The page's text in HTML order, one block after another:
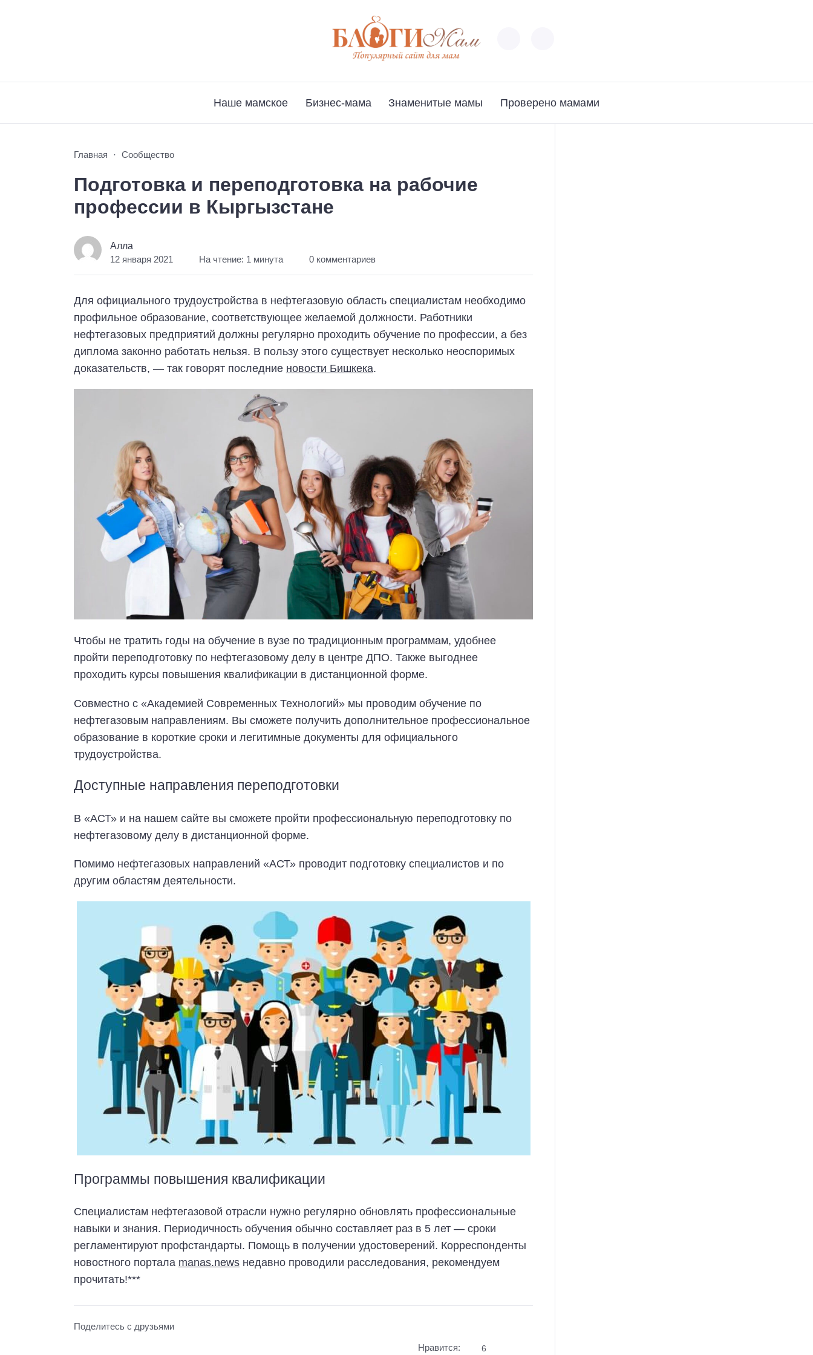
Наше мамское Бизнес-мама Знаменитые мамы Проверено мамами
Главная Сообщество
Подготовка и переподготовка на рабочие
профессии в Кыргызстане
Алла
12 января 2021 На чтение: 1 минута 0 комментариев
Для официального трудоустройства в нефтегазовую область специалистам необходимо
профильное образование, соответствующее желаемой должности. Работники
нефтегазовых предприятий должны регулярно проходить обучение по профессии, а без
диплома законно работать нельзя. В пользу этого существует несколько неоспоримых
доказательств, — так говорят последние новости Бишкека.
Чтобы не тратить годы на обучение в вузе по традиционным программам, удобнее
пройти переподготовку по нефтегазовому делу в центре ДПО. Также выгоднее
проходить курсы повышения квалификации в дистанционной форме.
Совместно с «Академией Современных Технологий» мы проводим обучение по
нефтегазовым направлениям. Вы сможете получить дополнительное профессиональное
образование в короткие сроки и легитимные документы для официального
трудоустройства.
Доступные направления переподготовки
В «АСТ» и на нашем сайте вы сможете пройти профессиональную переподготовку по
нефтегазовому делу в дистанционной форме.
Помимо нефтегазовых направлений «АСТ» проводит подготовку специалистов и по
другим областям деятельности.
Программы повышения квалификации
Специалистам нефтегазовой отрасли нужно регулярно обновлять профессиональные
навыки и знания. Периодичность обучения обычно составляет раз в 5 лет — сроки
регламентируют профстандарты. Помощь в получении удостоверений. Корреспонденты
новостного портала manas.news недавно проводили расследования, рекомендуем
прочитать!***
Поделитесь с друзьями
Нравится: 6